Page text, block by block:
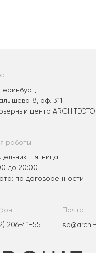
работы
Почта
8, оф. 311
центр
206-41-55
пятница:
до 20:00
по договоренности